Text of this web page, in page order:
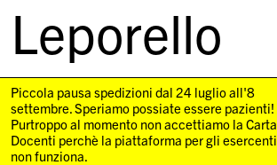
Leporello
navigation
Piccola pausa spedizioni dal 24 luglio all'8
settembre. Speriamo possiate essere pazienti!
Purtroppo al momento non accettiamo la Carta
Docenti perchè la piattaforma per gli esercenti
non funziona.